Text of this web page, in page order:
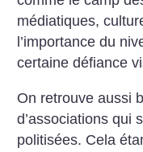
médiatiques,
l’importance du
certaine défiance
On retrouve aussi
d’associations qui
politisées. Cela